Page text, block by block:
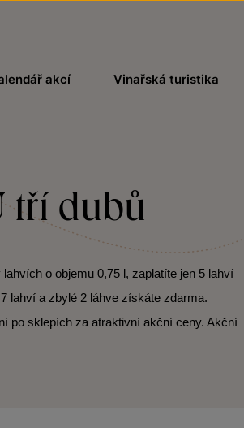
akcí Vinařská turistika
tří dubů
o objemu 0,75 l, zaplatíte jen 5 lahví
lahví a zbylé 2 láhve získáte zdarma.
po sklepích za atraktivní akční ceny. Akční